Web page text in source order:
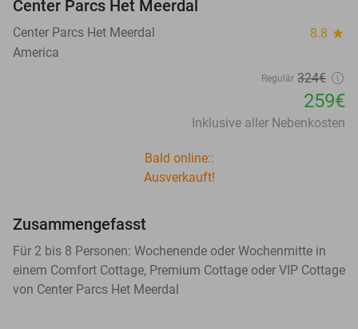
Center Parcs Het Meerdal
Center Parcs Het Meerdal 8.8 star
America
Regulär 324€
259€
Inklusive aller Nebenkosten
Bald online::
Ausverkauft!
Zusammengefasst
Für 2 bis 8 Personen: Wochenende oder Wochenmitte in
einem Comfort Cottage, Premium Cottage oder VIP Cottage
von Center Parcs Het Meerdal